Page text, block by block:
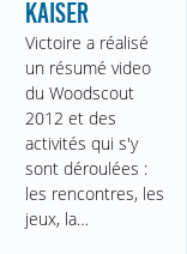
KAISER
Victoire a réalisé
un résumé video
du Woodscout
2012 et des
activités qui s'y
sont déroulées :
les rencontres, les
jeux, la…